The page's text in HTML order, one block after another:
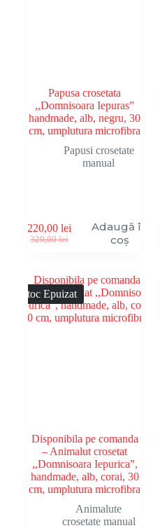
Papusa crosetata
,,Domnisoara Iepuras”
handmade, alb, negru, 30
cm, umplutura microfibra
Papusi crosetate
manual
320,00lei
Prețul
fost:
320,00 lei.
220,00lei
Prețul
220,00 lei.
Adaugă în
coș
Stoc Epuizat
Disponibila pe comanda
– Animalut crosetat
,,Domnisoara Iepurica”,
handmade, alb, corai, 30
cm, umplutura microfibra
Animalute
crosetate manual